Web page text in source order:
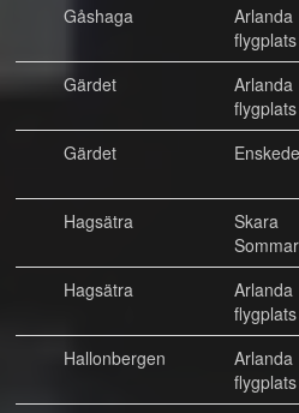
Gåshaga
Arlanda
flygplats
Gärdet
Arlanda
flygplats
Gärdet
Enskede
Hagsätra
Skara
Hagsätra
Arlanda
flygplats
Hallonbergen
Arlanda
flygplats